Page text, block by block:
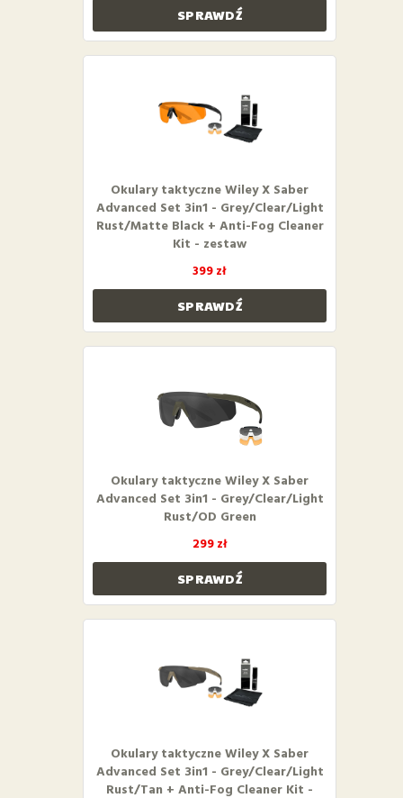
SPRAWDŹ
Okulary taktyczne Wiley X Saber
Advanced Set 3in1 - Grey/Clear/Light
Rust/Matte Black + Anti-Fog Cleaner
Kit - zestaw
399 zł
SPRAWDŹ
Okulary taktyczne Wiley X Saber
Advanced Set 3in1 - Grey/Clear/Light
Rust/OD Green
299 zł
SPRAWDŹ
Okulary taktyczne Wiley X Saber
Advanced Set 3in1 - Grey/Clear/Light
Rust/Tan + Anti-Fog Cleaner Kit -